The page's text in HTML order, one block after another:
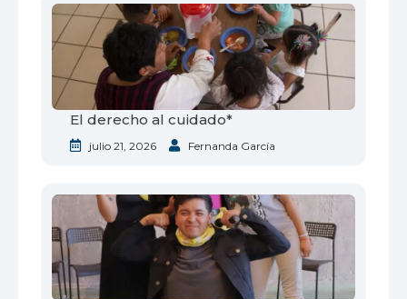
El derecho al cuidado*
julio 21, 2026 Fernanda García